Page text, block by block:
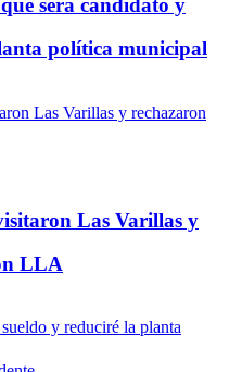
será candidato y
política municipal
Las Varillas y
LLA